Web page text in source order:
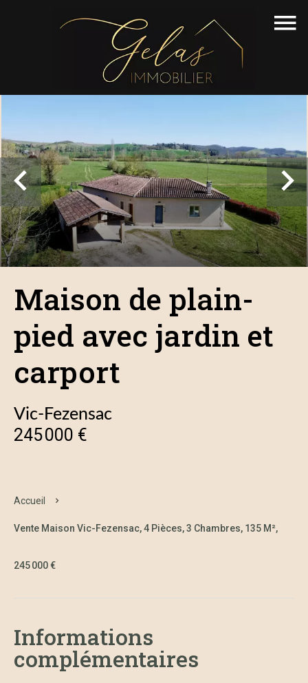
Maison de plain-
pied avec jardin et
carport
Vic-Fezensac
245 000 €
Accueil
Vente Maison Vic-Fezensac, 4 Pièces, 3 Chambres, 135 M²,
245 000 €
Informations
complémentaires